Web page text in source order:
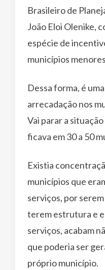
Brasileiro de
João Eloi Olenike,
espécie de
municípios
Dessa forma, é
arrecadação nos
Vai parar a
ficava em 30 a 50
Existia
municípios que
serviços, por
terem estrutura e
serviços, acabam
que poderia ser
próprio município.